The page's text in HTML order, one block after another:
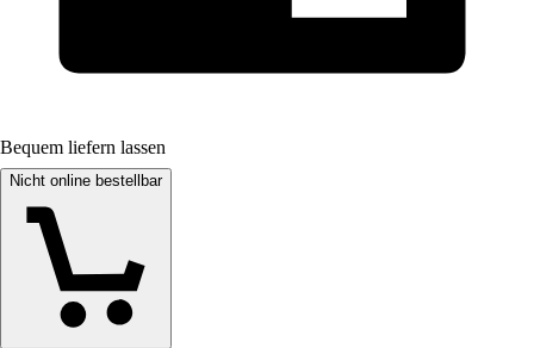
Bequem liefern lassen
Nicht online bestellbar